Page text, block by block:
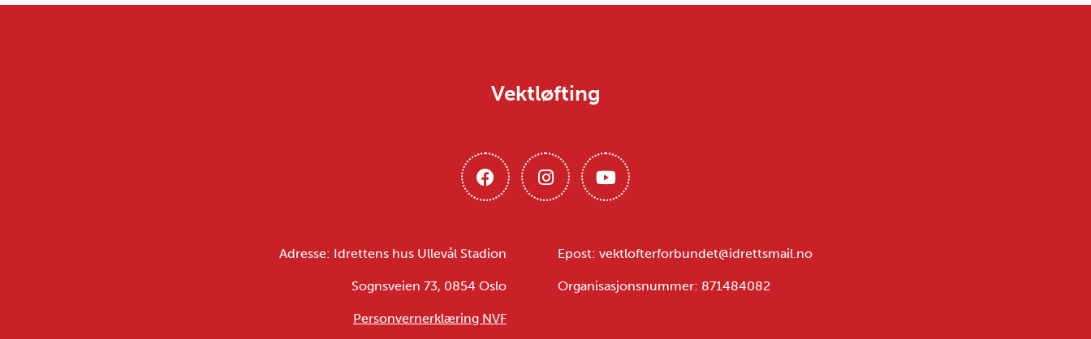
Vektløfting
Adresse: Idrettens hus Ullevål Stadion
Sognsveien 73, 0854 Oslo
Personvernerklæring NVF
Epost: vektlofterforbundet@idrettsmail.no
Organisasjonsnummer: 871484082